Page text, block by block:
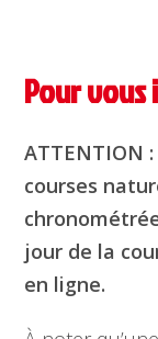
Pour vous
ATTENTION
courses
jour de la
en ligne.